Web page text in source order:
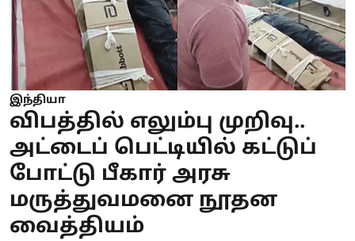
இந்தியா
விபத்தில் எலும்பு முறிவு..
அட்டைப் பெட்டியில் கட்டுப்
போட்டு பீகார் அரசு
மருத்துவமனை நூதன
வைத்தியம்